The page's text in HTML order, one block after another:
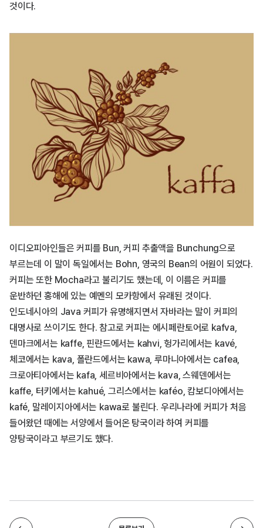
것이다.
이디오피아인들은 커피를 Bun, 커피 추출액을 Bunchung으로
부르는데 이 말이 독일에서는 Bohn, 영국의 Bean의 어원이 되었다.
커피는 또한 Mocha라고 불리기도 했는데, 이 이름은 커피를
운반하던 홍해에 있는 예멘의 모카항에서 유래된 것이다.
인도네시아의 Java 커피가 유명해지면서 자바라는 말이 커피의
대명사로 쓰이기도 한다. 참고로 커피는 에시페란토어로 kafva,
덴마크에서는 kaffe, 핀란드에서는 kahvi, 헝가리에서는 kavé,
체코에서는 kava, 폴란드에서는 kawa, 루마니아에서는 cafea,
크로아티아에서는 kafa, 세르비아에서는 kava, 스웨덴에서는
kaffe, 터키에서는 kahué, 그리스에서는 kaféo, 캄보디아에서는
kafé, 말레이지아에서는 kawa로 불린다. 우리나라에 커피가 처음
들어왔던 때에는 서양에서 들어온 탕국이라 하여 커피를
양탕국이라고 부르기도 했다.